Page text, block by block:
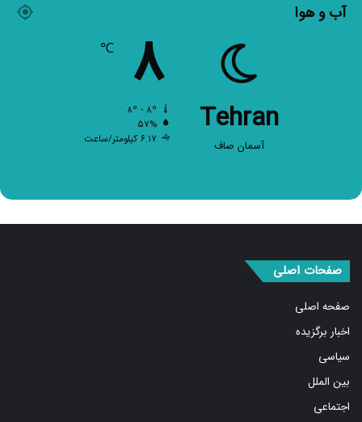
آب و هوا
Tehran
آسمان صاف
۸ ℃
۵۷%
۶.۱۷ کیلومتر/ساعت
صفحات اصلی
صفحه اصلی
اخبار برگزیده
سیاسی
بین الملل
اجتماعی